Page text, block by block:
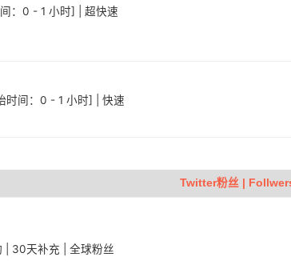
：0 - 1 小时] | 超快速
时间：0 - 1 小时] | 快速
Twitter粉丝 |
30天补充 | 全球粉丝